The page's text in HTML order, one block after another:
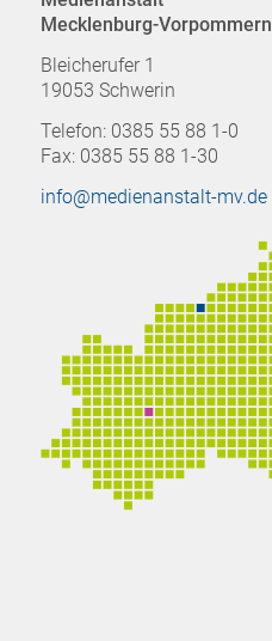
Mecklenburg-Vorpommern
Bleicherufer 1
19053 Schwerin
Telefon: 0385 55 88 1-0
Fax: 0385 55 88 1-30
info@medienanstalt-mv.de